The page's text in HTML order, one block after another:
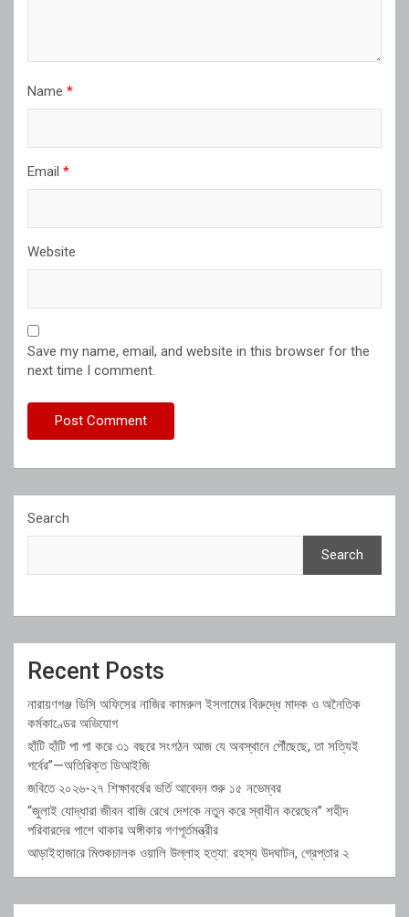
Name *
Email *
Website
Save my name, email, and website in this browser for the
next time I comment.
Search
Search
Recent Posts
নারায়ণগঞ্জ ডিসি অফিসের নাজির কামরুল ইসলামের বিরুদ্ধে মাদক ও অনৈতিক
কর্মকাণ্ডের অভিযোগ
হাঁটি হাঁটি পা পা করে ৩১ বছরে সংগঠন আজ যে অবস্থানে পৌঁছেছে, তা সত্যিই
গর্বের”—অতিরিক্ত ডিআইজি
জবিতে ২০২৬-২৭ শিক্ষাবর্ষের ভর্তি আবেদন শুরু ১৫ নভেম্বর
“জুলাই যোদ্ধারা জীবন বাজি রেখে দেশকে নতুন করে স্বাধীন করেছেন” শহীদ
পরিবারদের পাশে থাকার অঙ্গীকার গণপূর্তমন্ত্রীর
আড়াইহাজারে মিশুকচালক ওয়ালি উল্লাহ হত্যা: রহস্য উদঘাটন, গ্রেপ্তার ২